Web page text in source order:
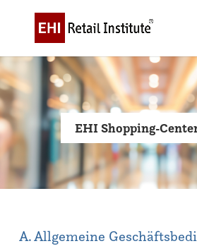
EHI Shopping-
A. Allgemeine